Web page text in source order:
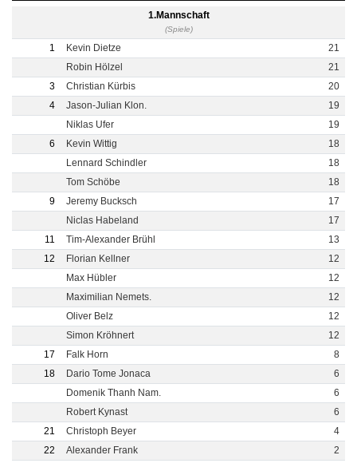
1.Mannschaft
(Spiele)
1 Kevin Dietze
21
Robin Hölzel
21
3
Christian Kürbis
20
4
Jason-Julian Klon.
19
Niklas Ufer
19
6
Kevin Wittig
18
Lennard Schindler
18
Tom Schöbe
18
9
Jeremy Bucksch
17
Niclas Habeland
17
11
Tim-Alexander Brühl
13
12
Florian Kellner
12
Max Hübler
12
Maximilian Nemets.
12
Oliver Belz
12
Simon Kröhnert
12
17
Falk Horn
8
18
Dario Tome Jonaca
6
Domenik Thanh Nam.
6
Robert Kynast
6
21
Christoph Beyer
4
22
Alexander Frank
2